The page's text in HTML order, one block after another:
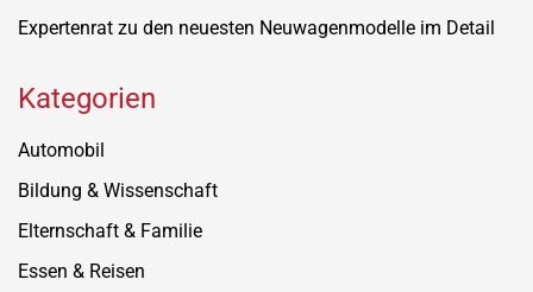
Expertenrat zu den neuesten Neuwagenmodelle im Detail
Kategorien
Automobil
Bildung & Wissenschaft
Elternschaft & Familie
Essen & Reisen